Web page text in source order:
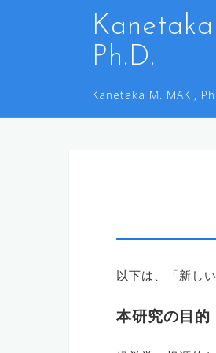
へ
Ph.D.
Kanetaka M. MAKI,
以下は、「新し
本研究の目的